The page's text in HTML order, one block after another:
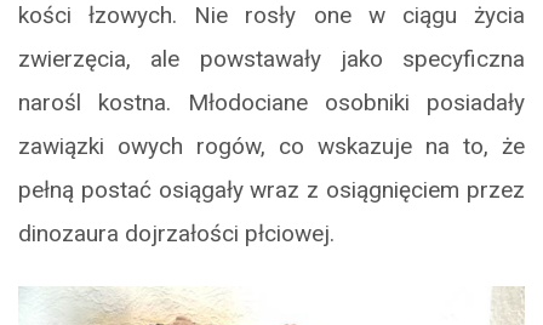
kości łzowych. Nie rosły one w ciągu życia
zwierzęcia, ale powstawały jako specyficzna
narośl kostna. Młodociane osobniki posiadały
zawiązki owych rogów, co wskazuje na to, że
pełną postać osiągały wraz z osiągnięciem przez
dinozaura dojrzałości płciowej.